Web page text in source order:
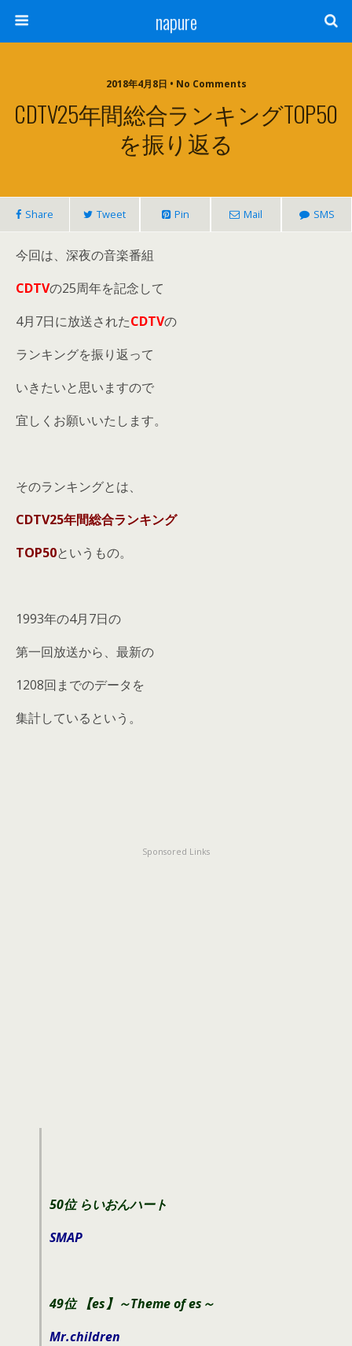
napure
2018年4月8日 • No Comments
CDTV25年間総合ランキングTOP50
を振り返る
Share Tweet Pin Mail SMS
今回は、深夜の音楽番組
CDTVの25周年を記念して
4月7日に放送されたCDTVの
ランキングを振り返って
いきたいと思いますので
宜しくお願いいたします。
そのランキングとは、
CDTV25年間総合ランキング
TOP50というもの。
1993年の4月7日の
第一回放送から、最新の
1208回までのデータを
集計しているという。
Sponsored Links
50位 らいおんハート
SMAP
49位 【es】～Theme of es～
Mr.children